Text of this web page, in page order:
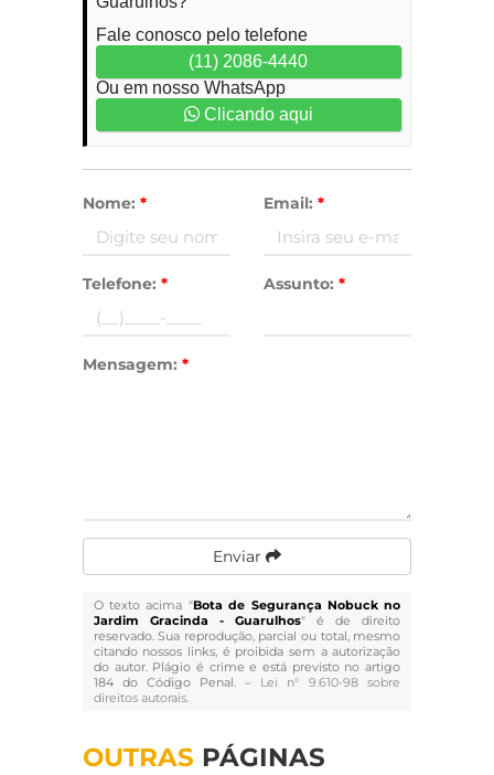
Fale conosco pelo telefone
(11) 2086-4440
Ou em nosso WhatsApp
Clicando aqui
Nome: * Email: *
Telefone: * Assunto: *
Mensagem: *
Enviar
O texto acima "Bota de Segurança Nobuck no
Jardim Gracinda - Guarulhos" é de direito
reservado. Sua reprodução, parcial ou total, mesmo
citando nossos links, é proibida sem a autorização
do autor. Plágio é crime e está previsto no artigo
184 do Código Penal. – Lei n° 9.610-98 sobre
direitos autorais.
OUTRAS PÁGINAS